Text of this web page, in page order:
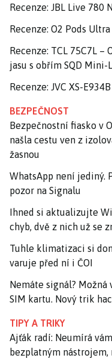
Recenze: JBL Live 780
Recenze: O2 Pods
Recenze: TCL 75C7L
jasu s obřím SQD Mini-
Recenze: JVC XS-
BEZPEČNOST
Bezpečnostní fiasko v
našla cestu ven z
žasnou
WhatsApp není jediný.
pozor na Signalu
Ihned si aktualizujte
chyb, dvě z nich už se
Tuhle klimatizaci si
varuje před ní i ČOI
Nemáte signál? Možná
SIM kartu. Nový trik
TIPY A TRIKY
Ajťák radí: Neumírá
bezplatným